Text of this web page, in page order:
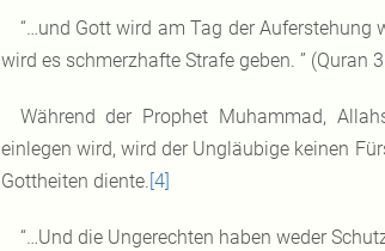
“…und Gott wird am Tag der Auferstehung
wird es schmerzhafte Strafe geben. ” (Quran
Während der Prophet Muhammad,
einlegen wird, wird der Ungläubige keinen
Gottheiten diente.[4]
“…Und die Ungerechten haben weder